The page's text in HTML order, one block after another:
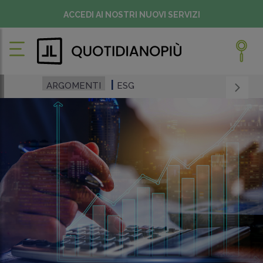
ACCEDI AI NOSTRI NUOVI SERVIZI
ARGOMENTI ESG